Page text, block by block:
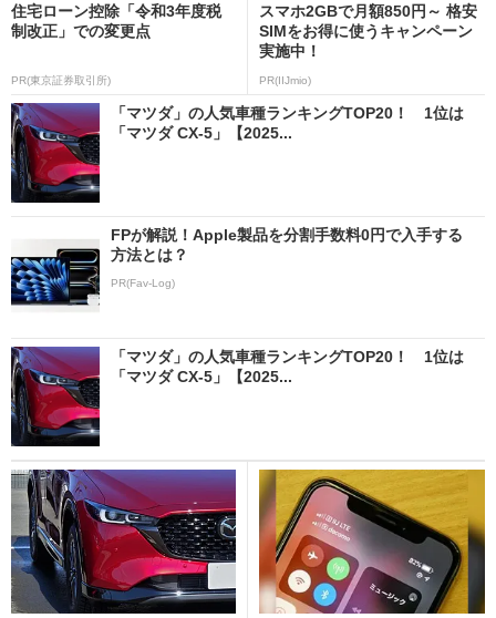
住宅ローン控除「令和3年度税
制改正」での変更点
PR(東京証券取引所)
スマホ2GBで月額850円～ 格安
SIMをお得に使うキャンペーン
実施中！
PR(IIJmio)
「マツダ」の人気車種ランキングTOP20！ 1位は
「マツダ CX-5」【2025...
FPが解説！Apple製品を分割手数料0円で入手する
方法とは？
PR(Fav-Log)
「マツダ」の人気車種ランキングTOP20！ 1位は
「マツダ CX-5」【2025...